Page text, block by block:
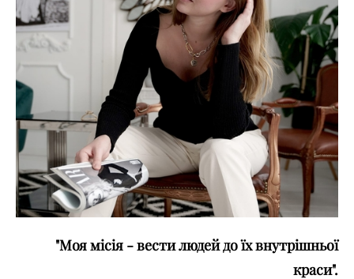
"Моя місія - вести людей до їх внутрішньої
краси".